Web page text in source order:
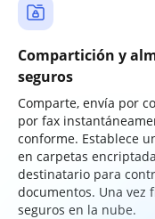
Compartición y
seguros
Comparte, envía por
por fax
conforme. Establece
en carpetas
destinatario para
documentos. Una vez
seguros en la nube.